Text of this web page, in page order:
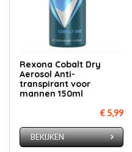
Rexona Cobalt Dry
Aerosol Anti-
transpirant voor
mannen 150ml
€ 5,99
BEKIJKEN